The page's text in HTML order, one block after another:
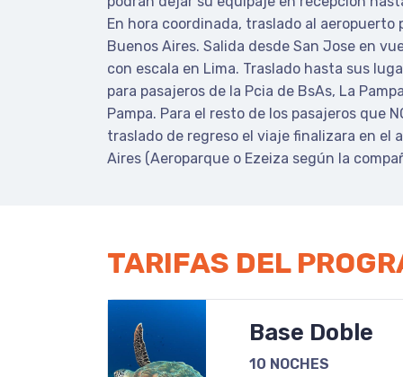
En hora coordinada, traslado al aeropuerto
Buenos Aires. Salida desde San Jose en
con escala en Lima. Traslado hasta sus
para pasajeros de la Pcia de BsAs, La
Pampa. Para el resto de los pasajeros que
traslado de regreso el viaje finalizara en el
Aires (Aeroparque o Ezeiza según la
TARIFAS DEL
Base Doble
10 NOCHES